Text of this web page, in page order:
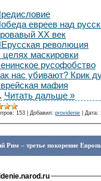
евреев над
XX век
революция
целях маскировки
русофобство
нас убивают? Крик
мафия
Читать дальше »
153 Добавил: providenie Дата:
Рим – третье покорение